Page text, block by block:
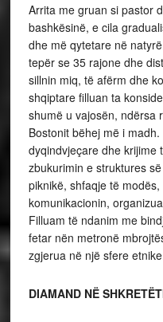
Arrita me gruan si pastor
bashkësinë, e cila
dhe më qytetare në
tepër se 35 rajone dhe
sillnin miq, të afërm dhe
shqiptare filluan ta
shumë u vajosën, ndërsa
Bostonit bëhej më i
dyqindvjeçare dhe krijime
zbukurimin e struktures
piknikë, shfaqje të
komunikacionin,
Filluam të ndanim me
fetar nën metronë
zgjerua në një sfere
DIAMAND NË